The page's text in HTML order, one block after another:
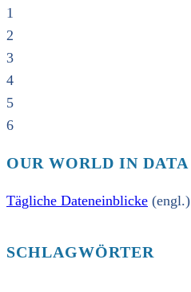
1
2
3
4
5
6
OUR WORLD IN DATA
Tägliche Dateneinblicke (engl.)
SCHLAGWÖRTER